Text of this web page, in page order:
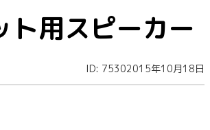
ト用スピーカー
ID: 75302015年10月18日